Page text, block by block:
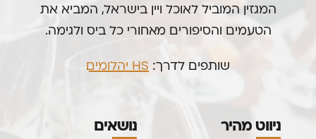
המגזין המוביל לאוכל ויין בישראל, המביא את
הטעמים והסיפורים מאחורי כל ביס ולגימה.
שותפים לדרך: HS יהלומים .
ניווט מהיר נושאים